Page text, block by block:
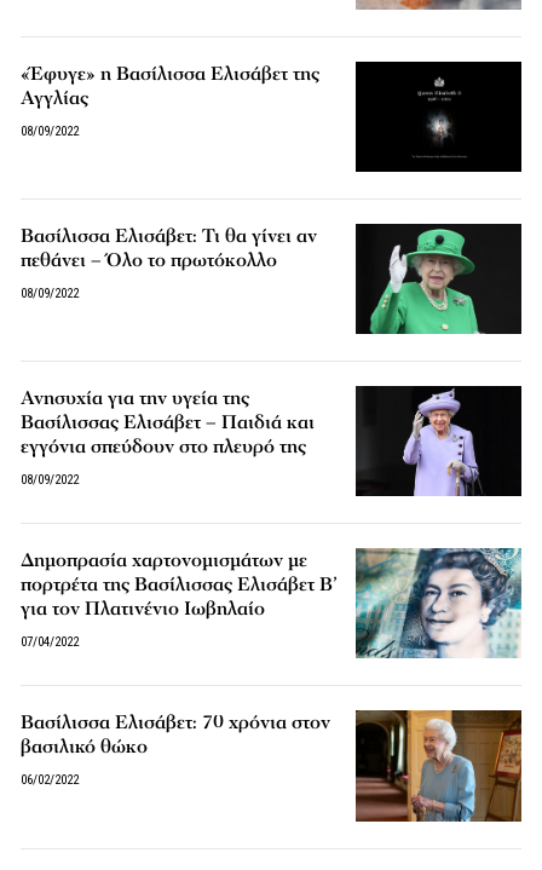
«Έφυγε» η Βασίλισσα Ελισάβετ της
Αγγλίας
08/09/2022
Βασίλισσα Ελισάβετ: Τι θα γίνει αν
πεθάνει – Όλο το πρωτόκολλο
08/09/2022
Ανησυχία για την υγεία της
Βασίλισσας Ελισάβετ – Παιδιά και
εγγόνια σπεύδουν στο πλευρό της
08/09/2022
Δημοπρασία χαρτονομισμάτων με
πορτρέτα της Βασίλισσας Ελισάβετ Β’
για τον Πλατινένιο Ιωβηλαίο
07/04/2022
Βασίλισσα Ελισάβετ: 70 χρόνια στον
βασιλικό θώκο
06/02/2022